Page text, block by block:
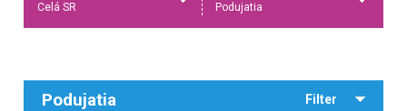
Celá SR Podujatia
Podujatia Filter